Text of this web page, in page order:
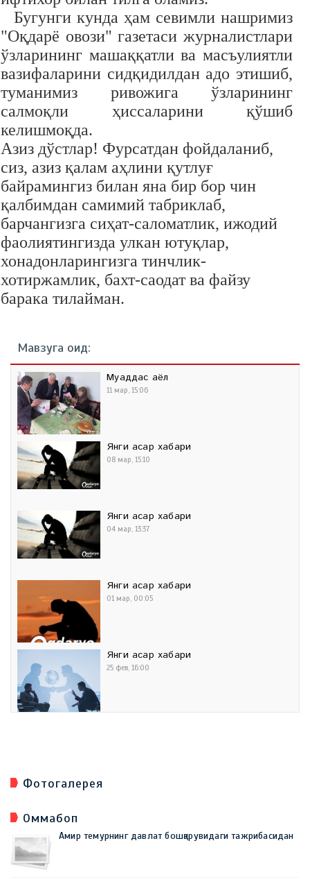
Бугунги кунда ҳам севимли нашримиз
"Оқдарё овози" газетаси журналистлари
ўзларининг машаққатли ва масъулиятли
вазифаларини сидқидилдан адо этишиб,
туманимиз ривожига ўзларининг
салмоқли ҳиссаларини қўшиб
келишмоқда.
Азиз дўстлар! Фурсатдан фойдаланиб,
сиз, азиз қалам аҳлини қутлуғ
байрамингиз билан яна бир бор чин
қалбимдан самимий табриклаб,
барчангизга сиҳат-саломатлик, ижодий
фаолиятингизда улкан ютуқлар,
хонадонларингизга тинчлик-
хотиржамлик, бахт-саодат ва файзу
барака тилайман.
Мавзуга оид:
Муқаддас аёл
11 мар, 15:06
Янги асар хабари
08 мар, 15:10
Янги асар хабари
04 мар, 13:37
Янги асар хабари
01 мар, 00:05
Янги асар хабари
25 фев, 16:00
Фотогалерея
Оммабоп
Амир темурнинг давлат бошқарувидаги тажрибасидан